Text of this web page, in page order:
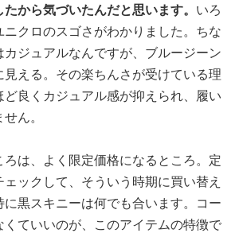
から気づいたんだと思います。 いろ
クロのスゴさがわかりました。ちな
ジュアルなんですが、ブルージーン
見える。その楽ちんさが受けている理
良くカジュアル感が抑えられ、履い
ん。
は、よく限定価格になるところ。定
ックして、そういう時期に買い替え
に黒スキニーは何でも合います。コー
くていいのが、このアイテムの特徴で